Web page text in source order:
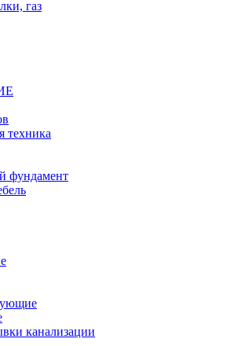
газ
техника
фундамент
канализации